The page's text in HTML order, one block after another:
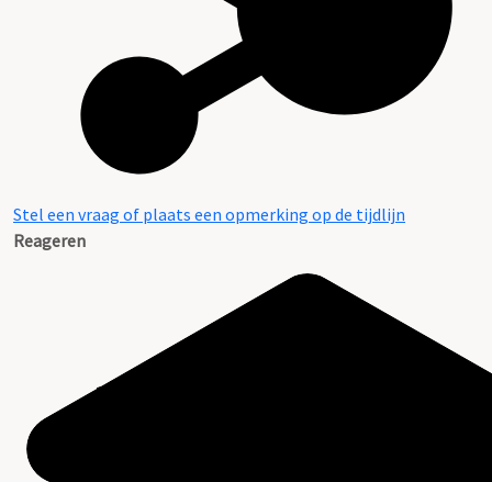
Stel een vraag of plaats een opmerking op de tijdlijn
Reageren